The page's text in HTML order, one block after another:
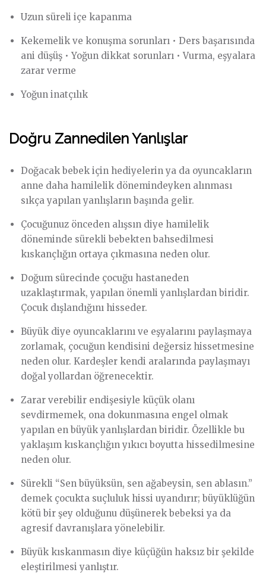
Uzun süreli içe kapanma
Kekemelik ve konuşma sorunları • Ders başarısında
ani düşüş • Yoğun dikkat sorunları • Vurma, eşyalara
zarar verme
Yoğun inatçılık
Doğru Zannedilen Yanlışlar
Doğacak bebek için hediyelerin ya da oyuncakların
anne daha hamilelik dönemindeyken alınması
sıkça yapılan yanlışların başında gelir.
Çocuğunuz önceden alışsın diye hamilelik
döneminde sürekli bebekten bahsedilmesi
kıskançlığın ortaya çıkmasına neden olur.
Doğum sürecinde çocuğu hastaneden
uzaklaştırmak, yapılan önemli yanlışlardan biridir.
Çocuk dışlandığını hisseder.
Büyük diye oyuncaklarını ve eşyalarını paylaşmaya
zorlamak, çocuğun kendisini değersiz hissetmesine
neden olur. Kardeşler kendi aralarında paylaşmayı
doğal yollardan öğrenecektir.
Zarar verebilir endişesiyle küçük olanı
sevdirmemek, ona dokunmasına engel olmak
yapılan en büyük yanlışlardan biridir. Özellikle bu
yaklaşım kıskançlığın yıkıcı boyutta hissedilmesine
neden olur.
Sürekli “Sen büyüksün, sen ağabeysin, sen ablasın.”
demek çocukta suçluluk hissi uyandırır; büyüklüğün
kötü bir şey olduğunu düşünerek bebeksi ya da
agresif davranışlara yönelebilir.
Büyük kıskanmasın diye küçüğün haksız bir şekilde
eleştirilmesi yanlıştır.